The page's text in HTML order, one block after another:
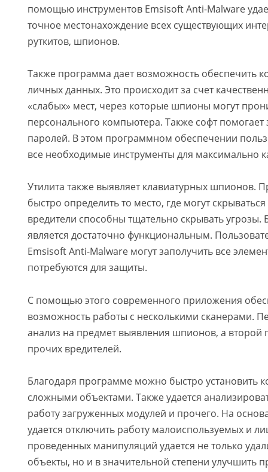
помощью инструментов Emsisoft Anti-Malware
точное местонахождение всех существующих
руткитов, шпионов.
Также программа дает возможность обеспечить
личных данных. Это происходит за счет
«слабых» мест, через которые шпионы могут
персонального компьютера. Также софт помогает
паролей. В этом программном обеспечении
все необходимые инструменты для максимально
Утилита также выявляет клавиатурных шпионов.
быстро определить то место, где могут
вредители способны тщательно скрывать угрозы.
является достаточно функциональным.
Emsisoft Anti-Malware могут заполучить все
потребуются для защиты.
С помощью этого современного приложения
возможность работы с несколькими сканерами.
анализ на предмет выявления шпионов, а второй
прочих вредителей.
Благодаря программе можно быстро установить
сложными объектами. Также удается
работу загруженных модулей и прочего. На
удается отключить работу малоиспользуемых и
проведенных манипуляций удается не только
объекты, но и в значительной степени улучшить